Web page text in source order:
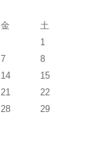
金
土
1
7
8
14
15
21
22
28
29